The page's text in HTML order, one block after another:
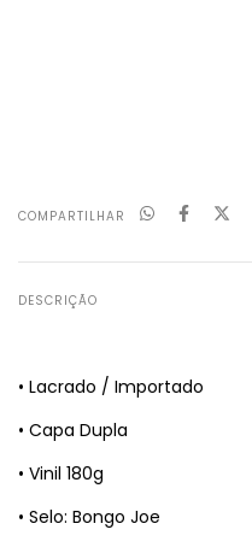
COMPARTILHAR
DESCRIÇÃO
• Lacrado / Importado
• Capa Dupla
• Vinil 180g
• Selo: Bongo Joe